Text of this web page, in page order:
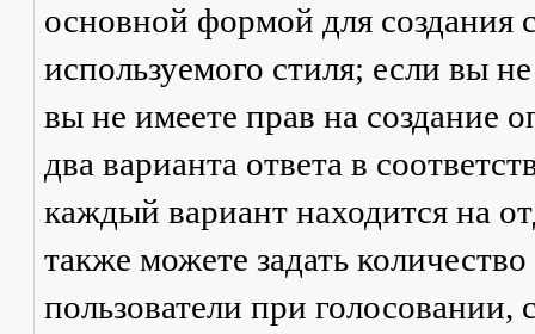
основной формой для создания
используемого стиля; если вы
вы не имеете прав на создание
два варианта ответа в
каждый вариант находится на
также можете задать
пользователи при